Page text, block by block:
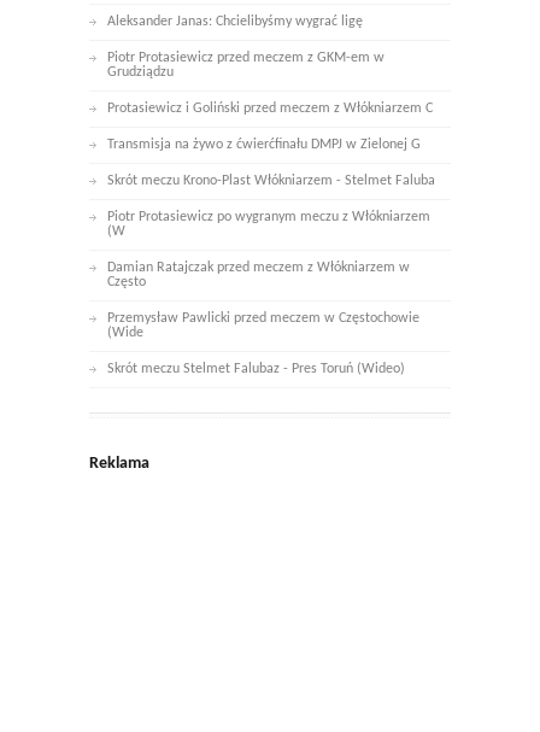
Aleksander Janas: Chcielibyśmy wygrać ligę
Piotr Protasiewicz przed meczem z GKM-em w
Grudziądzu
Protasiewicz i Goliński przed meczem z Włókniarzem C
Transmisja na żywo z ćwierćfinału DMPJ w Zielonej G
Skrót meczu Krono-Plast Włókniarzem - Stelmet Faluba
Piotr Protasiewicz po wygranym meczu z Włókniarzem
(W
Damian Ratajczak przed meczem z Włókniarzem w
Często
Przemysław Pawlicki przed meczem w Częstochowie
(Wide
Skrót meczu Stelmet Falubaz - Pres Toruń (Wideo)
Reklama